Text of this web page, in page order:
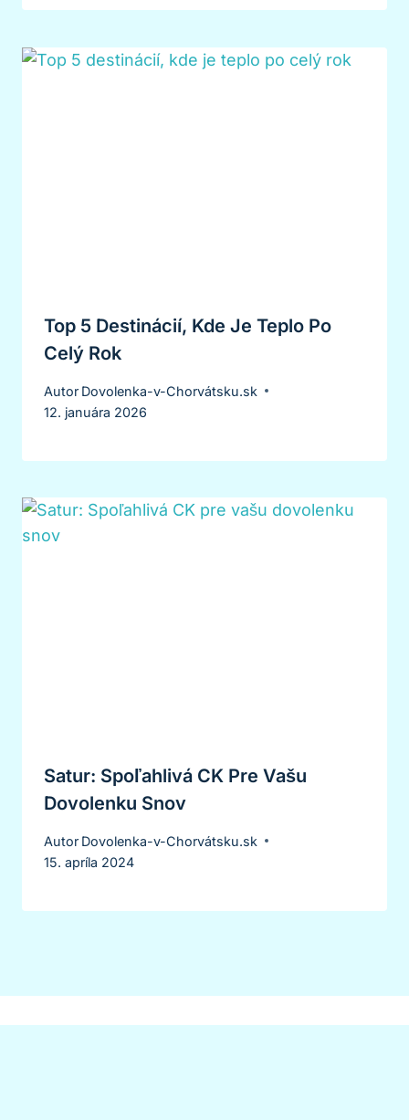
Top 5 Destinácií, Kde Je Teplo Po
Celý Rok
Autor Dovolenka-v-Chorvátsku.sk
12. januára 2026
Satur: Spoľahlivá CK Pre Vašu
Dovolenku Snov
Autor Dovolenka-v-Chorvátsku.sk
15. apríla 2024